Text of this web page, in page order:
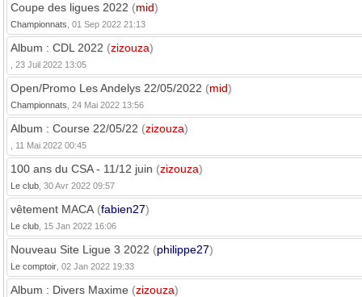
Coupe des ligues 2022 (mid)
Championnats , 01 Sep 2022 21:13
Album : CDL 2022 (zizouza)
, 23 Juil 2022 13:05
Open/Promo Les Andelys 22/05/2022 (mid)
Championnats , 24 Mai 2022 13:56
Album : Course 22/05/22 (zizouza)
, 11 Mai 2022 00:45
100 ans du CSA - 11/12 juin (zizouza)
Le club , 30 Avr 2022 09:57
vêtement MACA (fabien27)
Le club , 15 Jan 2022 16:06
Nouveau Site Ligue 3 2022 (philippe27)
Le comptoir , 02 Jan 2022 19:33
Album : Divers Maxime (zizouza)